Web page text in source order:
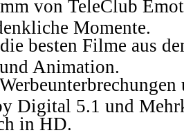
von TeleClub
Momente.
besten Filme aus
Animation.
Digital 5.1 und
in HD.